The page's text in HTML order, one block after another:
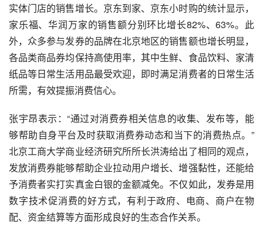
实体门店的销售增长。京东到家、京东小时购的统计显示，
家乐福、华润万家的销售额分别环比增长82%、63%。此
外，众多参与发券的品牌在北京地区的销售额也增长明显，
各品类商品券均保持高使用率，其中生鲜、食品饮料、家清
纸品等日常生活用品最受欢迎，即时满足消费者的日常生活
所需，有效提振消费信心。
张宇昂表示：“通过对消费券相关信息的收集、发布等，能
够帮助自身平台及时获取消费券动态和当下的消费热点。”
北京工商大学商业经济研究所所长洪涛给出了相同的观点，
发放消费券能够帮助企业拉动用户增长、增强黏性，还能给
予消费者实打实真金白银的金额减免。不仅如此，发券是用
数字技术促消费的好方式，有利于政府、电商、商户在物
配、资金结算等方面形成良好的生态合作关系。